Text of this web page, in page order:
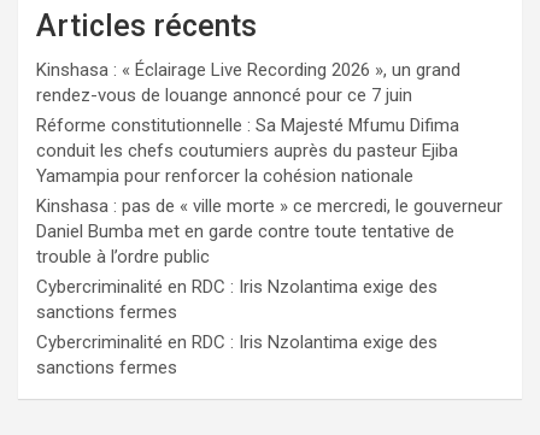
Articles récents
Kinshasa : « Éclairage Live Recording 2026 », un grand
rendez-vous de louange annoncé pour ce 7 juin
Réforme constitutionnelle : Sa Majesté Mfumu Difima
conduit les chefs coutumiers auprès du pasteur Ejiba
Yamampia pour renforcer la cohésion nationale
Kinshasa : pas de « ville morte » ce mercredi, le gouverneur
Daniel Bumba met en garde contre toute tentative de
trouble à l’ordre public
Cybercriminalité en RDC : Iris Nzolantima exige des
sanctions fermes
Cybercriminalité en RDC : Iris Nzolantima exige des
sanctions fermes